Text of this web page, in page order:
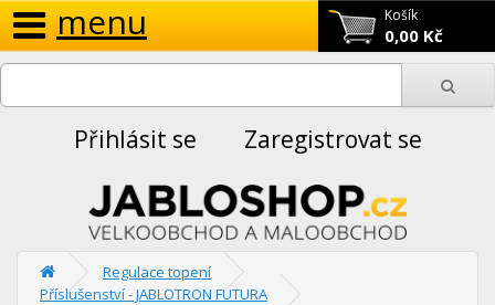
Košík
0,00 Kč
menu
Přihlásit se Zaregistrovat se
Regulace topení
Příslušenství - JABLOTRON FUTURA